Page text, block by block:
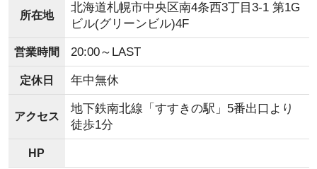
所在地
北海道札幌市中央区南4条西3丁目3-1 第1G
ビル(グリーンビル)4F
営業時間 20:00～LAST
定休日 年中無休
アクセス
地下鉄南北線「すすきの駅」5番出口より
徒歩1分
HP